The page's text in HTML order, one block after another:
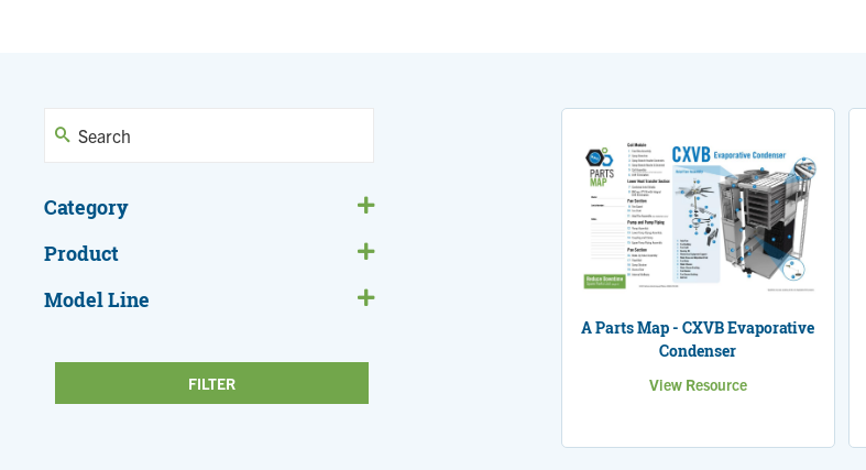
Category
Product
Model Line
A Parts Map - CXVB Evaporative
Condenser
View Resource